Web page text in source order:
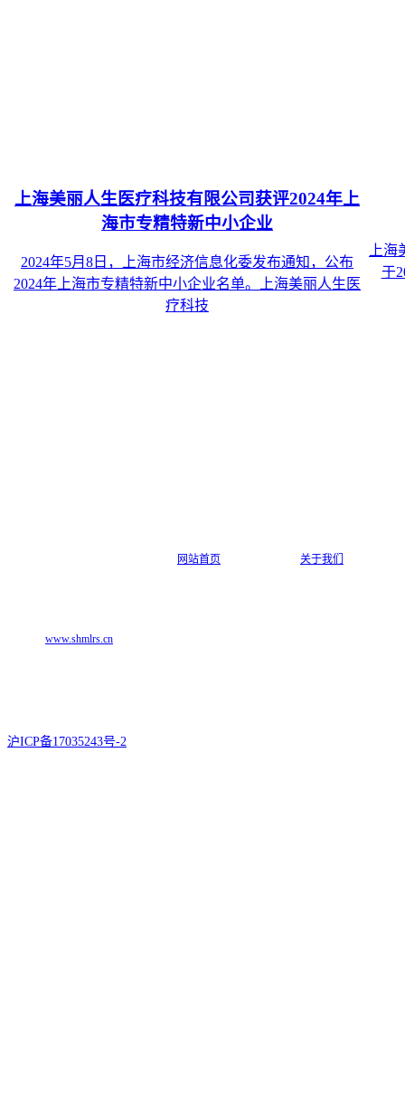
上海美丽人生医疗科技有限公司获评2024年上
海市专精特新中小企业
2024年5月8日，上海市经济信息化委发布通知，公布
2024年上海市专精特新中小企业名单。上海美丽人生医
疗科技
上海
于
网站首页 关于我们
www.shmlrs.cn
沪ICP备17035243号-2